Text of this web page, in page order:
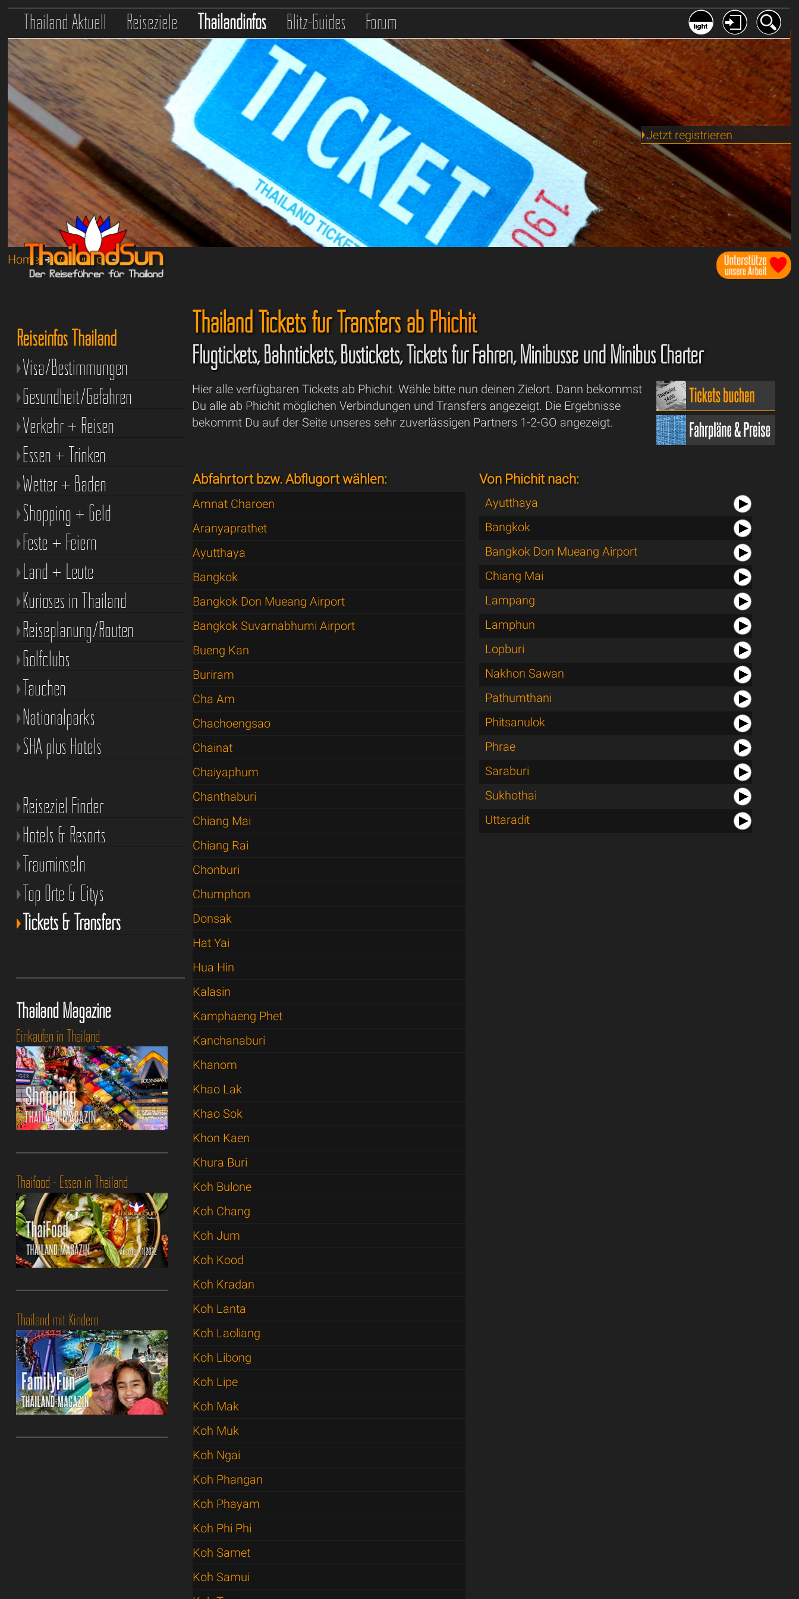
Thailand Aktuell Reiseziele Thailandinfos Blitz-Guides Forum
Jetzt registrieren
Home➔Reiseinfos➔
Thailand Tickets für Transfers abPhichit
Flugtickets, Bahntickets, Bustickets, Tickets für Fähren, Minibusse und Minibus Charter
Hier alle verfügbaren Tickets ab Phichit. Wähle bitte nun deinen Zielort. Dann bekommst
Du alle ab Phichit möglichen Verbindungen und Transfers angezeigt. Die Ergebnisse
bekommt Du auf der Seite unseres sehr zuverlässigen Partners 1-2-GO angezeigt.
Abfahrtort bzw. Abflugort wählen:
Amnat Charoen
Aranyaprathet
Ayutthaya
Bangkok
Bangkok Don Mueang Airport
Bangkok Suvarnabhumi Airport
Bueng Kan
Buriram
Cha Am
Chachoengsao
Chainat
Chaiyaphum
Chanthaburi
Chiang Mai
Chiang Rai
Chonburi
Chumphon
Donsak
Hat Yai
Hua Hin
Kalasin
Kamphaeng Phet
Kanchanaburi
Khanom
Khao Lak
Khao Sok
Khon Kaen
Khura Buri
Koh Bulone
Koh Chang
Koh Jum
Koh Kood
Koh Kradan
Koh Lanta
Koh Laoliang
Koh Libong
Koh Lipe
Koh Mak
Koh Muk
Koh Ngai
Koh Phangan
Koh Phayam
Koh Phi Phi
Koh Samet
Koh Samui
Von Phichit nach:
Ayutthaya
Bangkok
Bangkok Don Mueang Airport
Chiang Mai
Lampang
Lamphun
Lopburi
Nakhon Sawan
Pathumthani
Phitsanulok
Phrae
Saraburi
Sukhothai
Uttaradit
Reiseinfos Thailand
Visa/Bestimmungen
Gesundheit/Gefahren
Verkehr + Reisen
Essen + Trinken
Wetter + Baden
Shopping + Geld
Feste + Feiern
Land + Leute
Kurioses in Thailand
Reiseplanung/Routen
Golfclubs
Tauchen
Nationalparks
SHA plus Hotels
Reiseziel Finder
Hotels & Resorts
Trauminseln
Top Orte & Citys
Tickets & Transfers
Thailand Magazine
Einkaufen in Thailand
Thaifood - Essen in Thailand
Thailand mit Kindern